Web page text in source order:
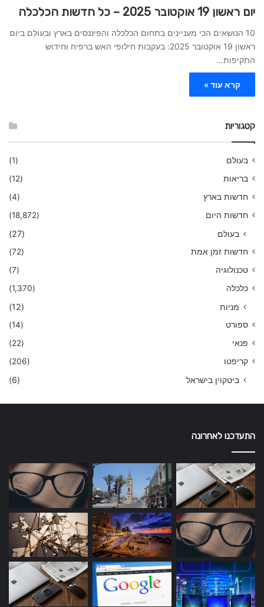
יום ראשון 19 אוקטובר 2025 – כל חדשות הכלכלה
10 הנושאים הכי מעניינים בתחום הכלכלה והפיננסים בארץ ובעולם ביום
ראשון 19 אוקטובר 2025: בעקבות חילופי האש ברפיח וחידוש
התקיפות…
קרא עוד »
קטגוריות
בעולם
(1)
בריאות
(12)
חדשות בארץ
(4)
חדשות היום
(18,872)
בעולם (27)
חדשות זמן אמת
(72)
טכנולוגיה
(7)
כלכלה
(1,370)
מניות (12)
ספורט
(14)
פנאי
(22)
קריפטו
(206)
ביטקוין בישראל (6)
התעדכנו לאחרונה